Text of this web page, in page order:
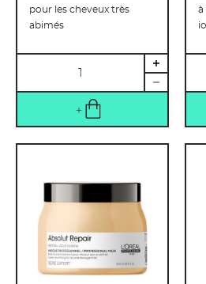
pour les cheveux très
abimés
à